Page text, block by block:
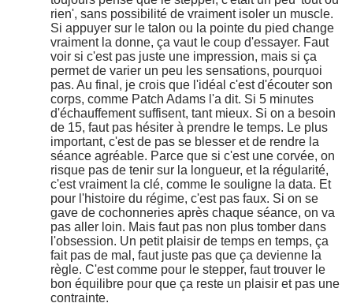
rien', sans possibilité de vraiment isoler un muscle.
Si appuyer sur le talon ou la pointe du pied change
vraiment la donne, ça vaut le coup d'essayer. Faut
voir si c'est pas juste une impression, mais si ça
permet de varier un peu les sensations, pourquoi
pas. Au final, je crois que l'idéal c'est d'écouter son
corps, comme Patch Adams l'a dit. Si 5 minutes
d'échauffement suffisent, tant mieux. Si on a besoin
de 15, faut pas hésiter à prendre le temps. Le plus
important, c'est de pas se blesser et de rendre la
séance agréable. Parce que si c'est une corvée, on
risque pas de tenir sur la longueur, et la régularité,
c'est vraiment la clé, comme le souligne la data. Et
pour l'histoire du régime, c'est pas faux. Si on se
gave de cochonneries après chaque séance, on va
pas aller loin. Mais faut pas non plus tomber dans
l'obsession. Un petit plaisir de temps en temps, ça
fait pas de mal, faut juste pas que ça devienne la
règle. C'est comme pour le stepper, faut trouver le
bon équilibre pour que ça reste un plaisir et pas une
contrainte.